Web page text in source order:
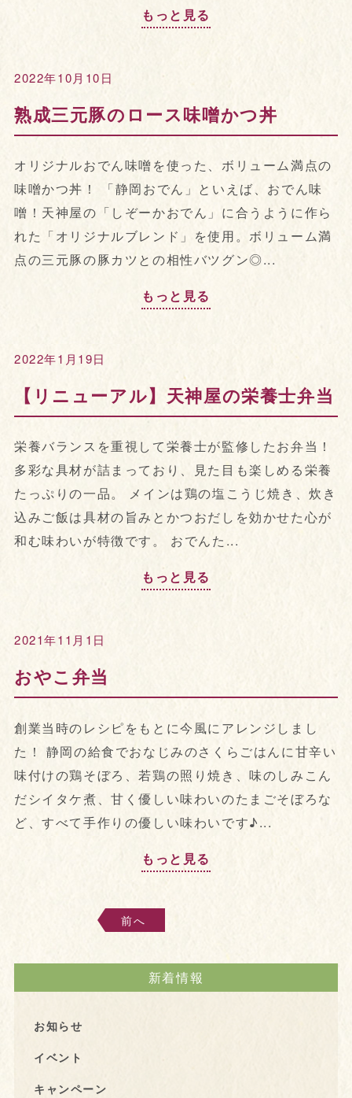
もっと見る
2022年10月10日
熟成三元豚のロース味噌かつ丼
オリジナルおでん味噌を使った、ボリューム満点の
味噌かつ丼！ 「静岡おでん」といえば、おでん味
噌！天神屋の「しぞーかおでん」に合うように作ら
れた「オリジナルブレンド」を使用。ボリューム満
点の三元豚の豚カツとの相性バツグン◎...
もっと見る
2022年1月19日
【リニューアル】天神屋の栄養士弁当
栄養バランスを重視して栄養士が監修したお弁当！
多彩な具材が詰まっており、見た目も楽しめる栄養
たっぷりの一品。 メインは鶏の塩こうじ焼き、炊き
込みご飯は具材の旨みとかつおだしを効かせた心が
和む味わいが特徴です。 おでんた...
もっと見る
2021年11月1日
おやこ弁当
創業当時のレシピをもとに今風にアレンジしまし
た！ 静岡の給食でおなじみのさくらごはんに甘辛い
味付けの鶏そぼろ、若鶏の照り焼き、味のしみこん
だシイタケ煮、甘く優しい味わいのたまごそぼろな
ど、すべて手作りの優しい味わいです♪...
もっと見る
前へ
新着情報
お知らせ
イベント
キャンペーン